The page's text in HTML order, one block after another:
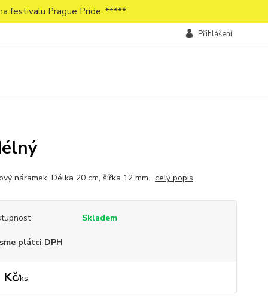
festivalu Prague Pride. *****
Přihlášení
náramek. Délka 20 cm, šířka 12 mm. celý popis
Skladem
plátci DPH
Kč/ks